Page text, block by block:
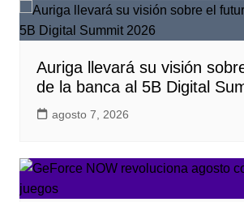
Auriga llevará su visión
de la banca al 5B Digital
agosto 7, 2026